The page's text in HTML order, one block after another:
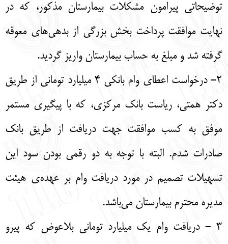
توضیحاتی پیرامون مشکلات بیمارستان مذکور، که در
نهایت موافقت پرداخت بخش بزرگی از بدهی‌های معوقه
گرفته شد و مبلغ به حساب بیمارستان واریز گردید.
۲- درخواست اعطای وام بانکی ۴ میلیارد تومانی از طریق
دکتر همتی، ریاست بانک مرکزی، که با پیگیری مستمر
موفق به کسب موافقت جهت دریافت از طریق بانک
صادرات شدم. البته با توجه به دو رقمی بودن سود این
تسهیلات تصمیم در مورد دریافت وام بر عهده‌ی هیئت
مدیره محترم بیمارستان می‌باشد.
۳ - دریافت وام یک میلیارد تومانی بلاعوض که پیرو